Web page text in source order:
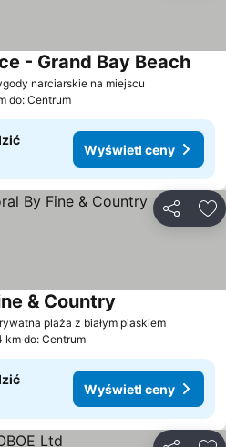
narciarskie na miejscu
- Grand Bay Beach
do: Centrum
Wyświetl ceny
plaża z białym piaskiem
& Country
km do: Centrum
Wyświetl ceny